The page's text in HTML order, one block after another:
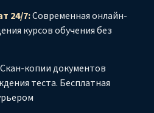
24/7:Современная онлайн-
курсов обучения без
Скан-копии документов
теста. Бесплатная